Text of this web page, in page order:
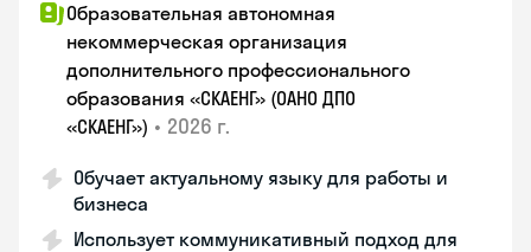
Образовательная автономная
некоммерческая организация
дополнительного профессионального
образования «СКАЕНГ» (ОАНО ДПО
«СКАЕНГ») • 2026 г.
Обучает актуальному языку для работы и
бизнеса
Использует коммуникативный подход для